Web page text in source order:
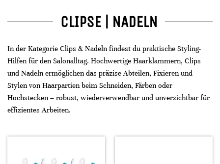
CLIPSE | NADELN
In der Kategorie Clips & Nadeln findest du praktische Styling-
Hilfen für den Salonalltag. Hochwertige Haarklammern, Clips
und Nadeln ermöglichen das präzise Abteilen, Fixieren und
Stylen von Haarpartien beim Schneiden, Färben oder
Hochstecken – robust, wiederverwendbar und unverzichtbar für
effizientes Arbeiten.